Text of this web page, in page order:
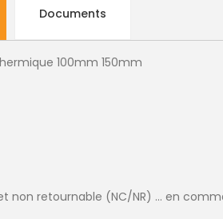
Documents
100mm 150mm
non retournable (NC/NR) ... en